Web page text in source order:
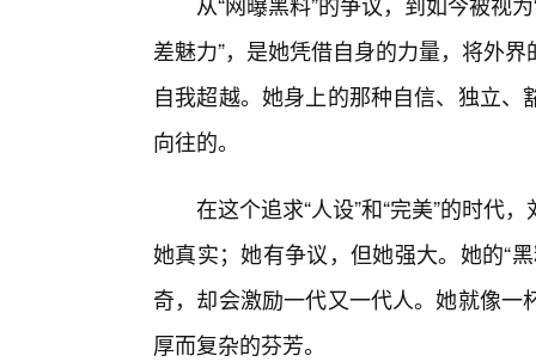
差魅力”，是她凭借自身的力量，将外
自我超越。她身上的那种自信、独立
向往的。
在这个追求“人设”和“完美”的时代
她真实；她有争议，但她强大。她的“
奇，却会激励一代又一代人。她就像
厚而复杂的芬芳。